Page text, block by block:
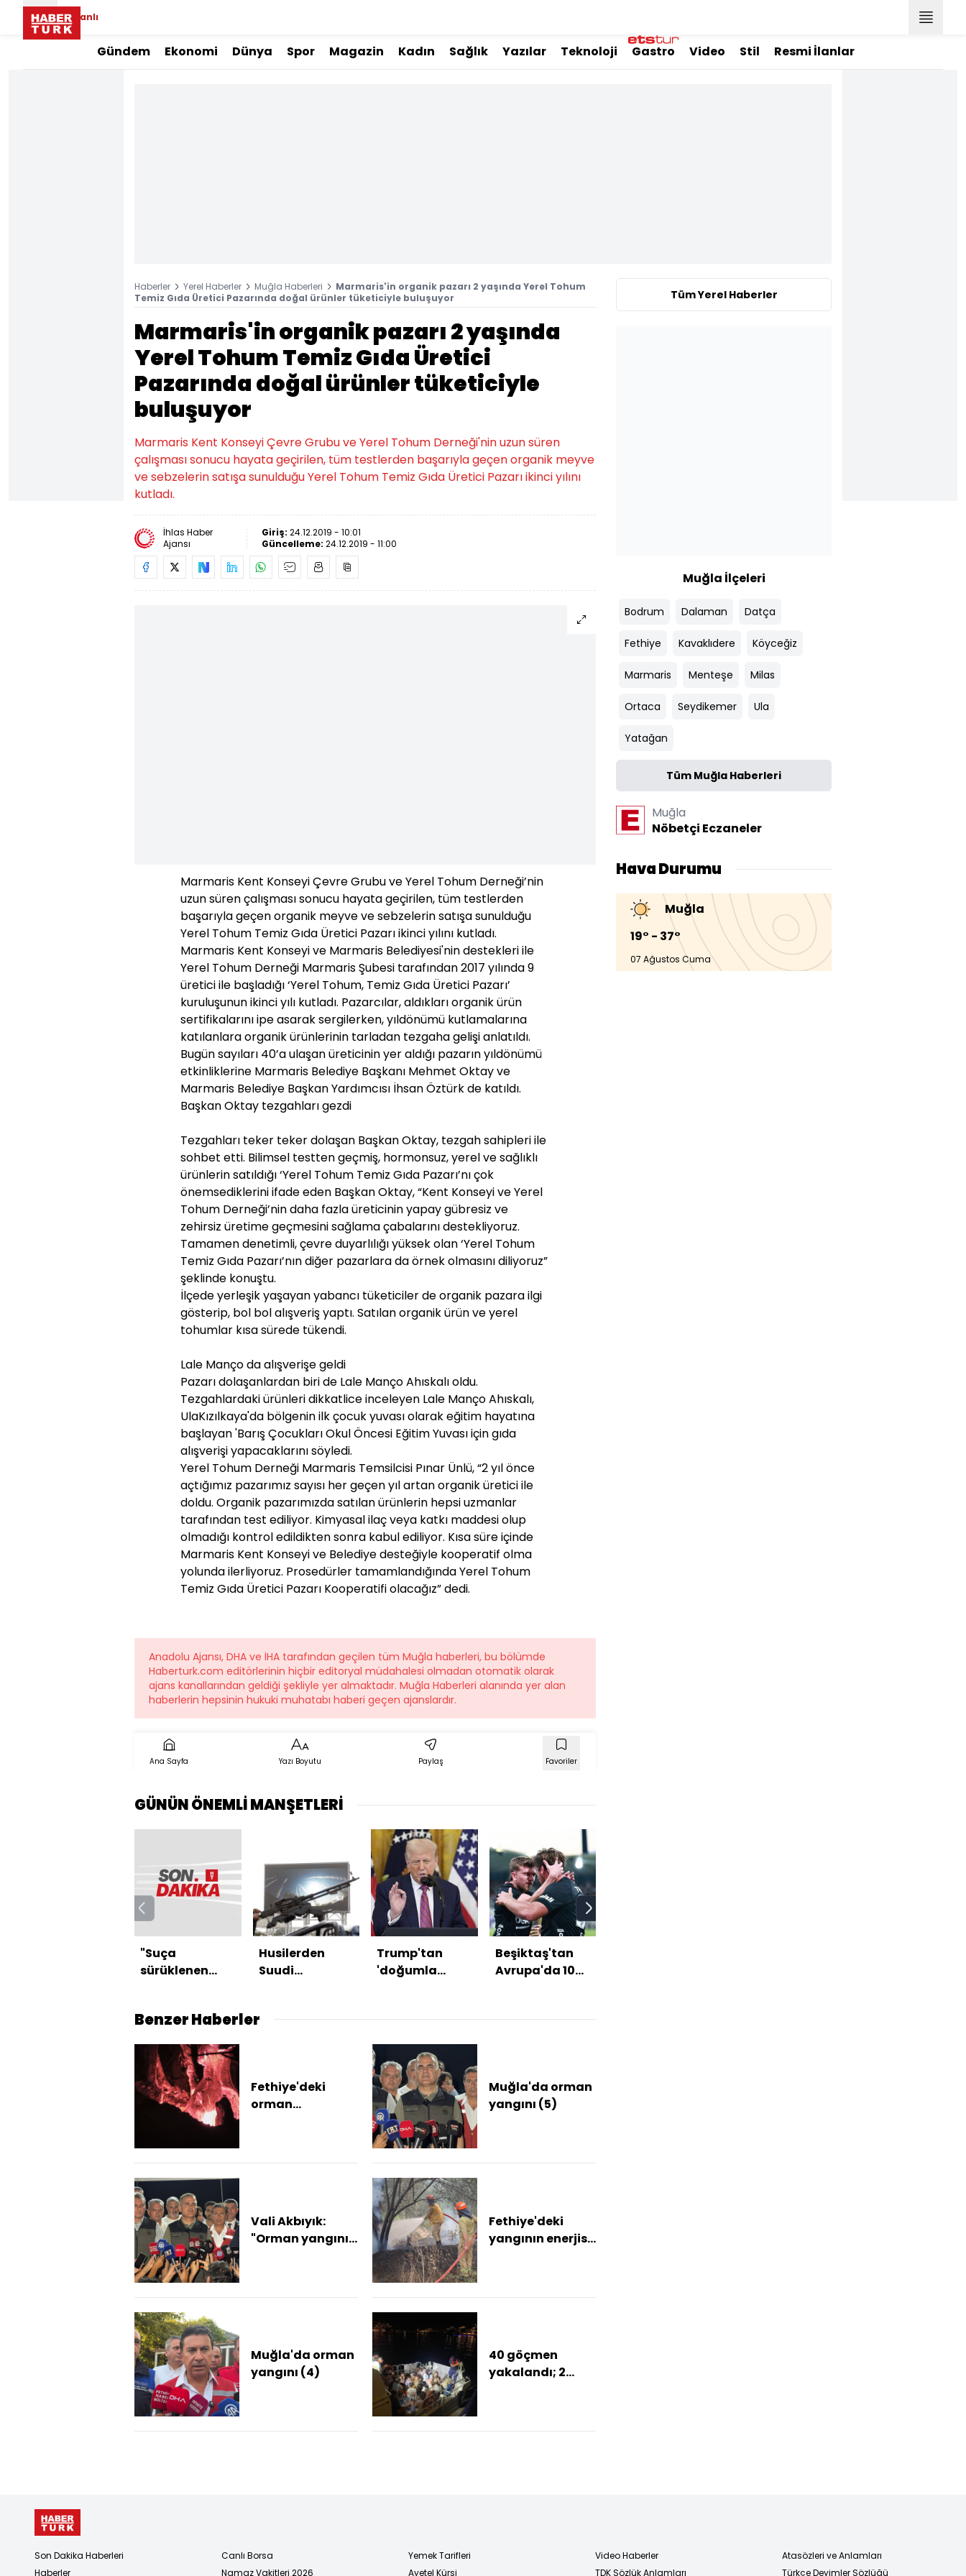
Canlı
Gündem Ekonomi Dünya Spor Magazin Kadın Sağlık Yazılar Teknoloji Gastro Video Stil Resmi İlanlar
Haberler Yerel Haberler Muğla Haberleri
Marmaris'in organik pazarı 2 yaşında Yerel Tohum
Temiz Gıda Üretici Pazarında doğal ürünler tüketiciyle buluşuyor
Marmaris'in organik pazarı 2 yaşında
Yerel Tohum Temiz Gıda Üretici
Pazarında doğal ürünler tüketiciyle
buluşuyor
Marmaris Kent Konseyi Çevre Grubu ve Yerel Tohum Derneği'nin uzun süren
çalışması sonucu hayata geçirilen, tüm testlerden başarıyla geçen organik meyve
ve sebzelerin satışa sunulduğu Yerel Tohum Temiz Gıda Üretici Pazarı ikinci yılını
kutladı.
İhlas Haber
Ajansı
Giriş: 24.12.2019 - 10:01
Güncelleme: 24.12.2019 - 11:00
Marmaris Kent Konseyi Çevre Grubu ve Yerel Tohum Derneği’nin
uzun süren çalışması sonucu hayata geçirilen, tüm testlerden
başarıyla geçen organik meyve ve sebzelerin satışa sunulduğu
Yerel Tohum Temiz Gıda Üretici Pazarı ikinci yılını kutladı.
Marmaris Kent Konseyi ve Marmaris Belediyesi'nin destekleri ile
Yerel Tohum Derneği Marmaris Şubesi tarafından 2017 yılında 9
üretici ile başladığı ‘Yerel Tohum, Temiz Gıda Üretici Pazarı’
kuruluşunun ikinci yılı kutladı. Pazarcılar, aldıkları organik ürün
sertifikalarını ipe asarak sergilerken, yıldönümü kutlamalarına
katılanlara organik ürünlerinin tarladan tezgaha gelişi anlatıldı.
Bugün sayıları 40’a ulaşan üreticinin yer aldığı pazarın yıldönümü
etkinliklerine Marmaris Belediye Başkanı Mehmet Oktay ve
Marmaris Belediye Başkan Yardımcısı İhsan Öztürk de katıldı.
Başkan Oktay tezgahları gezdi
Tezgahları teker teker dolaşan Başkan Oktay, tezgah sahipleri ile
sohbet etti. Bilimsel testten geçmiş, hormonsuz, yerel ve sağlıklı
ürünlerin satıldığı ‘Yerel Tohum Temiz Gıda Pazarı’nı çok
önemsediklerini ifade eden Başkan Oktay, “Kent Konseyi ve Yerel
Tohum Derneği’nin daha fazla üreticinin yapay gübresiz ve
zehirsiz üretime geçmesini sağlama çabalarını destekliyoruz.
Tamamen denetimli, çevre duyarlılığı yüksek olan ‘Yerel Tohum
Temiz Gıda Pazarı’nın diğer pazarlara da örnek olmasını diliyoruz”
şeklinde konuştu.
İlçede yerleşik yaşayan yabancı tüketiciler de organik pazara ilgi
gösterip, bol bol alışveriş yaptı. Satılan organik ürün ve yerel
tohumlar kısa sürede tükendi.
Lale Manço da alışverişe geldi
Pazarı dolaşanlardan biri de Lale Manço Ahıskalı oldu.
Tezgahlardaki ürünleri dikkatlice inceleyen Lale Manço Ahıskalı,
UlaKızılkaya'da bölgenin ilk çocuk yuvası olarak eğitim hayatına
başlayan 'Barış Çocukları Okul Öncesi Eğitim Yuvası için gıda
alışverişi yapacaklarını söyledi.
Yerel Tohum Derneği Marmaris Temsilcisi Pınar Ünlü, “2 yıl önce
açtığımız pazarımız sayısı her geçen yıl artan organik üretici ile
doldu. Organik pazarımızda satılan ürünlerin hepsi uzmanlar
tarafından test ediliyor. Kimyasal ilaç veya katkı maddesi olup
olmadığı kontrol edildikten sonra kabul ediliyor. Kısa süre içinde
Marmaris Kent Konseyi ve Belediye desteğiyle kooperatif olma
yolunda ilerliyoruz. Prosedürler tamamlandığında Yerel Tohum
Temiz Gıda Üretici Pazarı Kooperatifi olacağız” dedi.
Anadolu Ajansı, DHA ve İHA tarafından geçilen tüm Muğla haberleri, bu bölümde
Haberturk.com editörlerinin hiçbir editoryal müdahalesi olmadan otomatik olarak
ajans kanallarından geldiği şekliyle yer almaktadır. Muğla Haberleri alanında yer alan
haberlerin hepsinin hukuki muhatabı haberi geçen ajanslardır.
Ana Sayfa Yazı Boyutu Paylaş Favoriler
GÜNÜN ÖNEMLİ MANŞETLERİ
"Suça
sürüklenen
e 2 madde
Husilerden
Suudi
Trump'tan
'doğumla
Beşiktaş'tan
Avrupa'da 100.
Benzer Haberler
Fethiye'deki
orman
Muğla'da orman
yangını (5)
Vali Akbıyık:
"Orman yangını
Fethiye'deki
yangının enerjisi
Muğla'da orman
yangını (4)
40 göçmen
yakalandı; 2
Tüm Yerel Haberler
Muğla İlçeleri
Bodrum Dalaman Datça
Fethiye Kavaklıdere Köyceğiz
Marmaris Menteşe Milas
Ortaca Seydikemer Ula
Yatağan
Tüm Muğla Haberleri
Muğla
Nöbetçi Eczaneler
Hava Durumu
Muğla
19° - 37°
07 Ağustos Cuma
Son Dakika Haberleri
Haberler
Canlı Borsa
Namaz Vakitleri 2026
Yemek Tarifleri
Ayetel Kürsi
Video Haberler
TDK Sözlük Anlamları
Atasözleri ve Anlamları
Türkçe Deyimler Sözlüğü